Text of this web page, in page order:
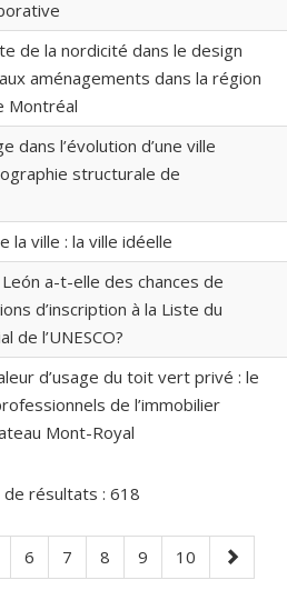
de la nordicité dans le design
aménagements dans la région
Montréal
dans l’évolution d’une ville
structurale de
la ville : la ville idéelle
a-t-elle des chances de
d’inscription à la Liste du
de l’UNESCO?
d’usage du toit vert privé : le
de l’immobilier
Mont-Royal
résultats : 618
Page
6 Page
7 Page
8 Page
9 Page
10
Page
suivante